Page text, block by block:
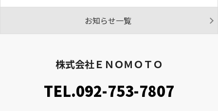
お知らせ一覧
株式会社ＥＮＯＭＯＴＯ
TEL.092-753-7807